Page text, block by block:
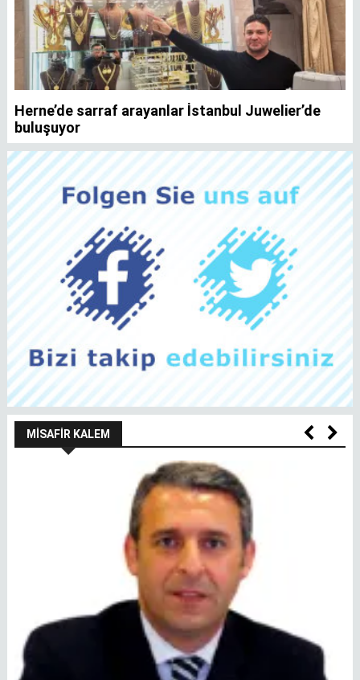
Herne’de sarraf arayanlar İstanbul Juwelier’de
buluşuyor
MISAFIR KALEM